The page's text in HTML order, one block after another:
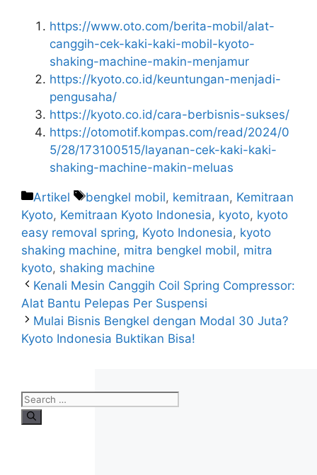
https://www.oto.com/berita-mobil/alat-
canggih-cek-kaki-kaki-mobil-kyoto-
shaking-machine-makin-menjamur
https://kyoto.co.id/keuntungan-menjadi-
pengusaha/
https://kyoto.co.id/cara-berbisnis-sukses/
https://otomotif.kompas.com/read/2024/0
5/28/173100515/layanan-cek-kaki-kaki-
shaking-machine-makin-meluas
Artikel bengkel mobil, kemitraan, Kemitraan
Kyoto, Kemitraan Kyoto Indonesia, kyoto, kyoto
easy removal spring, Kyoto Indonesia, kyoto
shaking machine, mitra bengkel mobil, mitra
kyoto, shaking machine
Kenali Mesin Canggih Coil Spring Compressor:
Alat Bantu Pelepas Per Suspensi
Mulai Bisnis Bengkel dengan Modal 30 Juta?
Kyoto Indonesia Buktikan Bisa!